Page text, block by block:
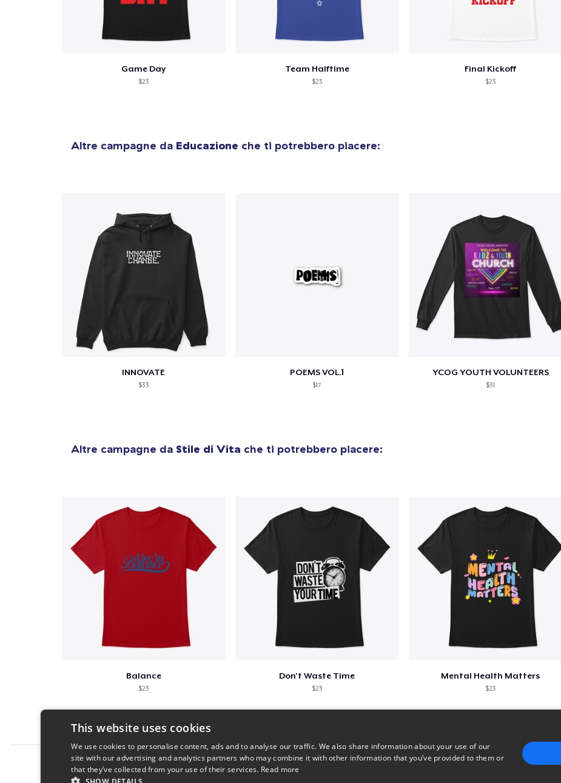
Game Day
$23
Team Halftime
$23
Final Kickoff
$23
Altre campagne da Educazione che ti potrebbero piacere:
INNOVATE
$33
POEMS VOL.1
$17
YCOG YOUTH VOLUNTEERS
$31
Altre campagne da Stile di Vita che ti potrebbero piacere:
Balance
$23
Don't Waste Time
$23
Mental Health Matters
$23
Report this product
This website uses cookies
We use cookies to personalise content, ads and to analyse our traffic. We also share information about your use of our
site with our advertising and analytics partners who may combine it with other information that you’ve provided to them or
that they’ve collected from your use of their services. Read more